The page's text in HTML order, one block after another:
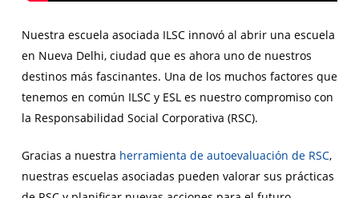
Nuestra escuela asociada ILSC innovó al abrir una escuela
en Nueva Delhi, ciudad que es ahora uno de nuestros
destinos más fascinantes. Una de los muchos factores que
tenemos en común ILSC y ESL es nuestro compromiso con
la Responsabilidad Social Corporativa (RSC).
Gracias a nuestra herramienta de autoevaluación de RSC,
nuestras escuelas asociadas pueden valorar sus prácticas